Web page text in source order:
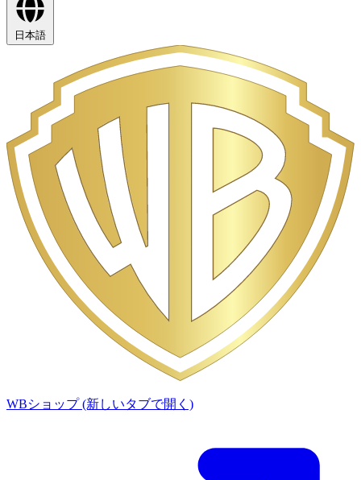
日本語
WBショップ(新しいタブで開く)